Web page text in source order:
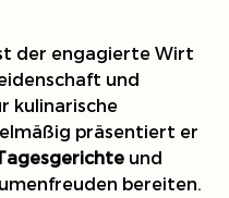
der engagierte Wirt
und
kulinarische
präsentiert er
und
bereiten.